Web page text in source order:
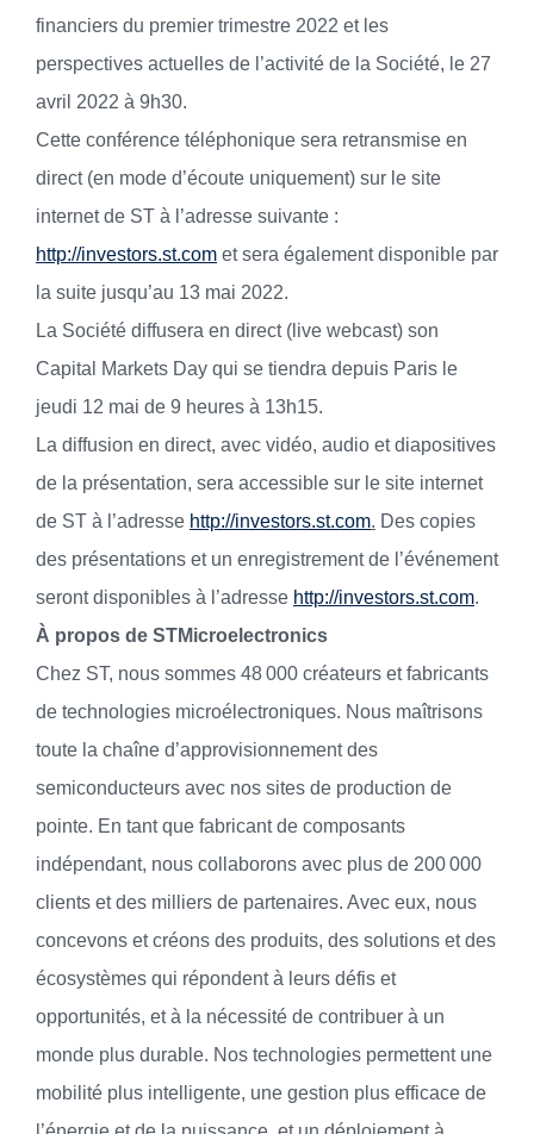
financiers du premier trimestre 2022 et les
perspectives actuelles de l’activité de la Société, le 27
avril 2022 à 9h30.
Cette conférence téléphonique sera retransmise en
direct (en mode d’écoute uniquement) sur le site
internet de ST à l’adresse suivante :
http://investors.st.com et sera également disponible par
la suite jusqu’au 13 mai 2022.
La Société diffusera en direct (live webcast) son
Capital Markets Day qui se tiendra depuis Paris le
jeudi 12 mai de 9 heures à 13h15.
La diffusion en direct, avec vidéo, audio et diapositives
de la présentation, sera accessible sur le site internet
de ST à l’adresse http://investors.st.com. Des copies
des présentations et un enregistrement de l’événement
seront disponibles à l’adresse http://investors.st.com.
À propos de STMicroelectronics
Chez ST, nous sommes 48 000 créateurs et fabricants
de technologies microélectroniques. Nous maîtrisons
toute la chaîne d’approvisionnement des
semiconducteurs avec nos sites de production de
pointe. En tant que fabricant de composants
indépendant, nous collaborons avec plus de 200 000
clients et des milliers de partenaires. Avec eux, nous
concevons et créons des produits, des solutions et des
écosystèmes qui répondent à leurs défis et
opportunités, et à la nécessité de contribuer à un
monde plus durable. Nos technologies permettent une
mobilité plus intelligente, une gestion plus efficace de